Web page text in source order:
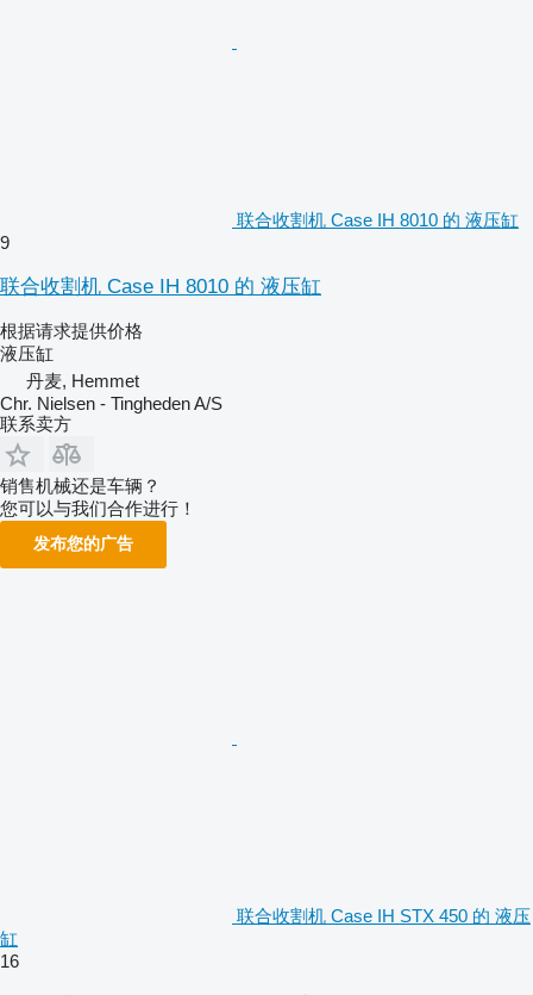
联合收割机 Case IH 8010 的 液压缸
9
联合收割机 Case IH 8010 的 液压缸
根据请求提供价格
液压缸
丹麦, Hemmet
Chr. Nielsen - Tingheden A/S
联系卖方
销售机械还是车辆？
您可以与我们合作进行！
发布您的广告
联合收割机 Case IH STX 450 的 液压
缸
16